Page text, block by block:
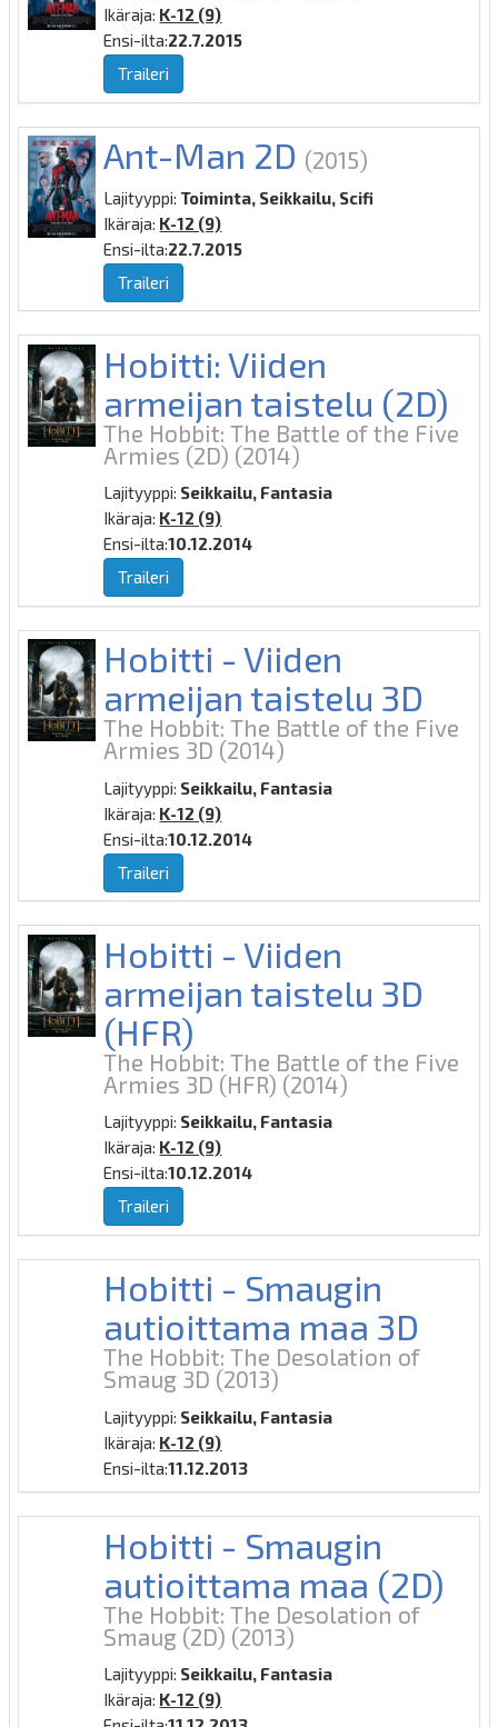
Ikäraja: K-12 (9)
Ensi-ilta:22.7.2015
Traileri
Ant-Man 2D (2015)
Lajityyppi: Toiminta, Seikkailu, Scifi
Ikäraja: K-12 (9)
Ensi-ilta:22.7.2015
Traileri
Hobitti: Viiden
armeijan taistelu (2D)
The Hobbit: The Battle of the Five
Armies (2D) (2014)
Lajityyppi: Seikkailu, Fantasia
Ikäraja: K-12 (9)
Ensi-ilta:10.12.2014
Traileri
Hobitti - Viiden
armeijan taistelu 3D
The Hobbit: The Battle of the Five
Armies 3D (2014)
Lajityyppi: Seikkailu, Fantasia
Ikäraja: K-12 (9)
Ensi-ilta:10.12.2014
Traileri
Hobitti - Viiden
armeijan taistelu 3D
(HFR)
The Hobbit: The Battle of the Five
Armies 3D (HFR) (2014)
Lajityyppi: Seikkailu, Fantasia
Ikäraja: K-12 (9)
Ensi-ilta:10.12.2014
Traileri
Hobitti - Smaugin
autioittama maa 3D
The Hobbit: The Desolation of
Smaug 3D (2013)
Lajityyppi: Seikkailu, Fantasia
Ikäraja: K-12 (9)
Ensi-ilta:11.12.2013
Hobitti - Smaugin
autioittama maa (2D)
The Hobbit: The Desolation of
Smaug (2D) (2013)
Lajityyppi: Seikkailu, Fantasia
Ikäraja: K-12 (9)